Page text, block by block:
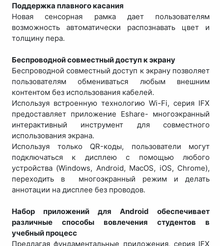
Поддержка плавного касания
Новая сенсорная рамка дает пользователям
возможность автоматически распознавать цвет и
толщину пера.
Беспроводной совместный доступ к экрану
Беспроводной совместный доступ к экрану позволяет
пользователям обмениваться любым внешним
контентом без использования кабелей.
Используя встроенную технологию Wi-Fi, серия IFX
предоставляет приложение Eshare- многоэкранный
интерактивный инструмент для совместного
использования экрана.
Используя только QR-коды, пользователи могут
подключаться к дисплею с помощью любого
устройства (Windows, Android, MacOS, iOS, Chrome),
переходить в многоэкранный режим и делать
аннотации на дисплее без проводов.
Набор приложений для Android обеспечивает
различные способы вовлечения студентов в
учебный процесс
Предлагая фундаментальные приложения, серия IFX